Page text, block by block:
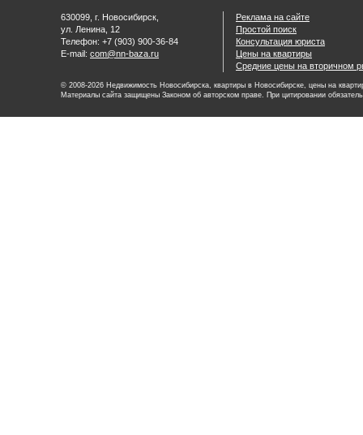
630099, г. Новосибирск,
ул. Ленина, 12
Телефон: +7 (903) 900-36-84
E-mail: com@nn-baza.ru
Реклама на сайте
Простой поиск
Консультация юриста
Цены на квартиры
Средние цены на вторичном
© 2008-2026 Недвижимость Новосибирска, квартиры в Новосибирске, цены на
Материалы сайта защищены Законом об авторском праве. При цитировании